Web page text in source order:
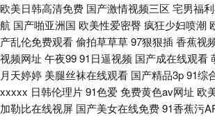
欧美日韩高清免费 国产激情视频三区 宅男福
航 国产啪亚洲国 欧美性爱密臀疯狂少妇喷潮
产乱伦免费观看偷拍草草草97狠狠插香蕉视
视频网址 午夜9991日逼视频 国产成在线观看
月天婷婷 美腿丝袜在线观看 国产精品3p91综
xxxxx 日韩伦理片91色爱免费黄色av网址 欧
加勒比在线视屏 国产美女在线免费91香蕉污